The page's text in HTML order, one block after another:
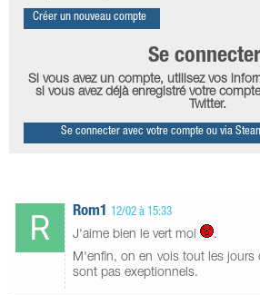
Créer un nouveau compte
Se connecter
Si vous avez un compte, utilisez vos
si vous avez déjà enregistré votre
Twitter.
Se connecter avec votre compte ou via
Rom1 12/02 à 15:33
J'aime bien le vert moi
.
M'enfin, on en vois tout les jours
sont pas exeptionnels.